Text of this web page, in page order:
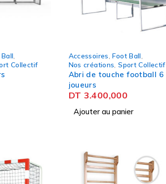
Collectif
Accessoires ,Foot Ball
Nos créations ,Sport Collectif
Abri de touche football 6
joueurs
DT 3.400,000
Ajouter au panier